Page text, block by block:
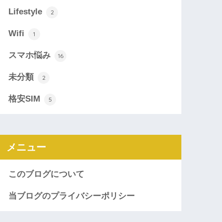
Lifestyle 2
Wifi 1
スマホ悩み 16
未分類 2
格安SIM 5
メニュー
このブログについて
当ブログのプライバシーポリシー